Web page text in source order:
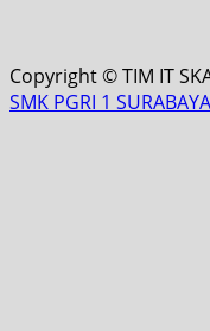
Copyright © TIM IT
SMK PGRI 1 SURABAYA